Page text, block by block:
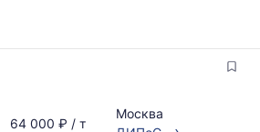
64 000 ₽ / т
Москва